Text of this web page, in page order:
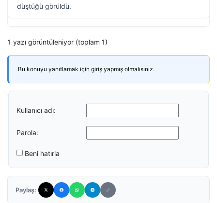
düştüğü görüldü.
1 yazı görüntüleniyor (toplam 1)
Bu konuyu yanıtlamak için giriş yapmış olmalısınız.
Kullanıcı adı:
Parola:
Beni hatırla
Paylaş: